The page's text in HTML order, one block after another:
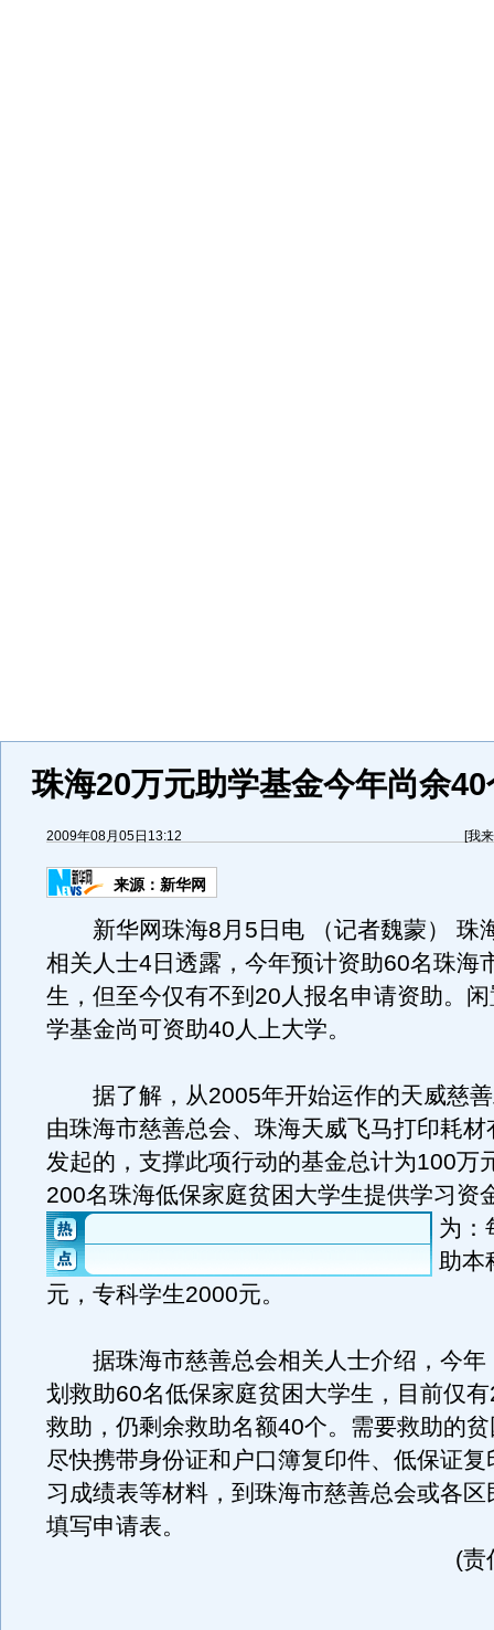
珠海20万元助学基金今年尚余
2009年08月05日13:12 [我
来源： 新华网
新华网珠海8月5日电 （记者魏蒙） 珠
相关人士4日透露，今年预计资助60名珠海
生，但至今仅有不到20人报名申请资助。
学基金尚可资助40人上大学。
据了解，从2005年开始运作的天威慈善
由珠海市慈善总会、珠海天威飞马打印耗材
发起的，支撑此项行动的基金总计为100万
200名珠海低保家庭贫困大学生提供学习资
为：
助本
元，专科学生2000元。
据珠海市慈善总会相关人士介绍，今年
划救助60名低保家庭贫困大学生，目前仅
救助，仍剩余救助名额40个。需要救助的
尽快携带身份证和户口簿复印件、低保证复
习成绩表等材料，到珠海市慈善总会或各区
填写申请表。
(责